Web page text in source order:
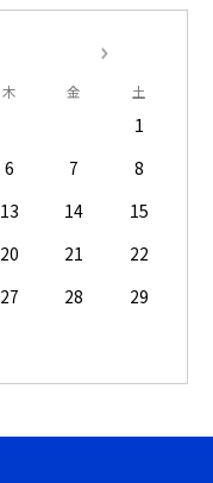
木 金 土
1
6 7
8
13 14
15
20 21
22
27 28
29